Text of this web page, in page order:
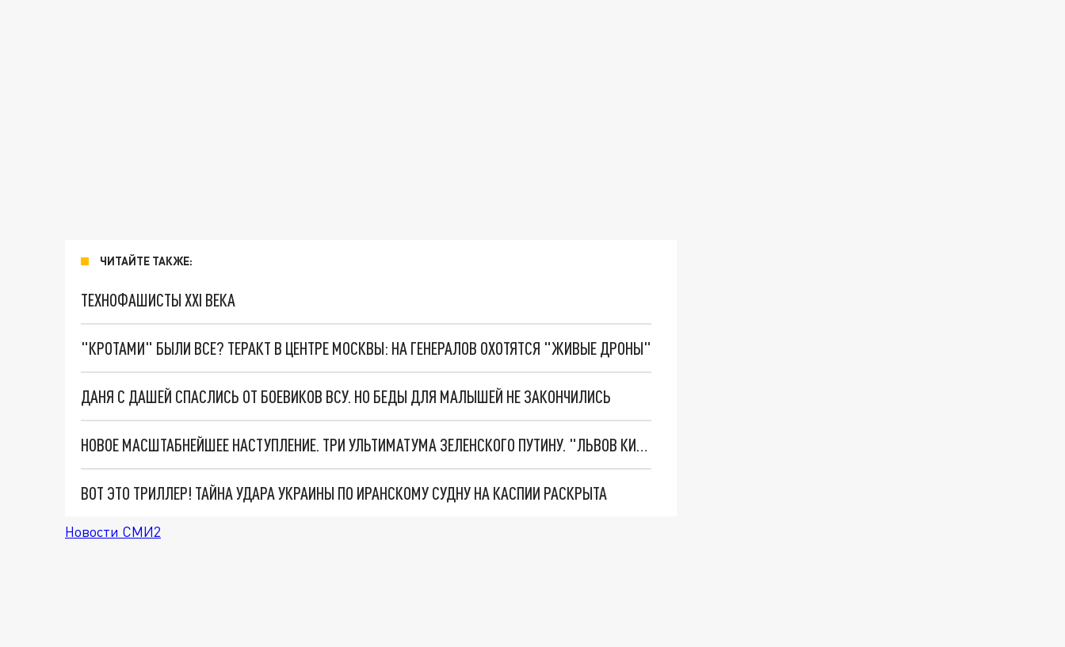
ЧИТАЙТЕ ТАКЖЕ:
ТЕХНОФАШИСТЫ XXI ВЕКА
"КРОТАМИ" БЫЛИ ВСЕ? ТЕРАКТ В ЦЕНТРЕ МОСКВЫ: НА ГЕНЕРАЛОВ ОХОТЯТСЯ "ЖИВЫЕ ДРОНЫ"
ДАНЯ С ДАШЕЙ СПАСЛИСЬ ОТ БОЕВИКОВ ВСУ. НО БЕДЫ ДЛЯ МАЛЫШЕЙ НЕ ЗАКОНЧИЛИСЬ
НОВОЕ МАСШТАБНЕЙШЕЕ НАСТУПЛЕНИЕ. ТРИ УЛЬТИМАТУМА ЗЕЛЕНСКОГО ПУТИНУ. "ЛЬВОВ КИМА" ПОСТАВЯТ НА ПВО? ГЛОБАЛЬНЫЙ ПРОРЫВ ПОД ЗАПОРОЖЬЕМ
ВОТ ЭТО ТРИЛЛЕР! ТАЙНА УДАРА УКРАИНЫ ПО ИРАНСКОМУ СУДНУ НА КАСПИИ РАСКРЫТА
Новости СМИ2